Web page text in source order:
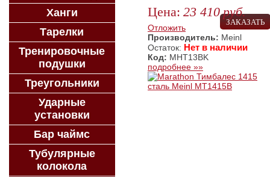
Цена: 23 410 руб.
Отложить
ЗАКАЗАТЬ
Производитель: Meinl
Остаток: Нет в наличии
Код: MHT13BK
подробнее »»
Ханги
Тарелки
Тренировочные
подушки
Треугольники
Ударные
установки
Бар чаймс
Тубулярные
колокола